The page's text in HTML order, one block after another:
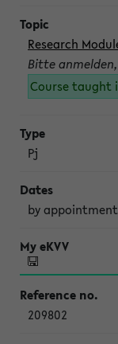
Research
Bitte
Course taught
Pj
by appointment
209802